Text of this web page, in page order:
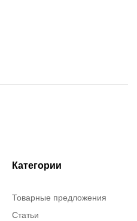
Категории
Товарные предложения
Статьи